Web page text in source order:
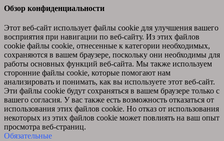
Обзор конфиденциальности
Этот веб-сайт использует файлы cookie для улучшения вашего
восприятия при навигации по веб-сайту. Из этих файлов
cookie файлы cookie, отнесенные к категории необходимых,
сохраняются в вашем браузере, поскольку они необходимы для
работы основных функций веб-сайта. Мы также используем
сторонние файлы cookie, которые помогают нам
анализировать и понимать, как вы используете этот веб-сайт.
Эти файлы cookie будут сохраняться в вашем браузере только с
вашего согласия. У вас также есть возможность отказаться от
использования этих файлов cookie. Но отказ от использования
некоторых из этих файлов cookie может повлиять на ваш опыт
просмотра веб-страниц.
Обязательные